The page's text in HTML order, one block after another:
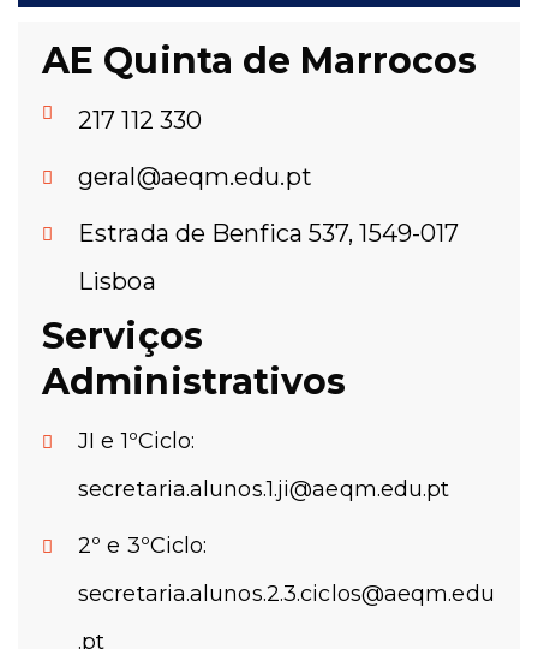
AE Quinta de Marrocos
217 112 330
geral@aeqm.edu.pt
Estrada de Benfica 537, 1549-017
Lisboa
Serviços
Administrativos
JI e 1ºCiclo:
secretaria.alunos.1.ji@aeqm.edu.pt
2º e 3ºCiclo:
secretaria.alunos.2.3.ciclos@aeqm.edu
.pt